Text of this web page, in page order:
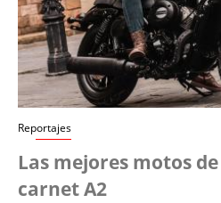
Reportajes
Las mejores motos
carnet A2